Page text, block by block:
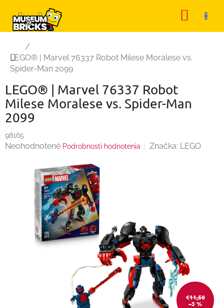
obsah
Domov
/
LEGO® | Marvel 76337 Robot Milese Moralese vs.
Spider-Man 2099
LEGO® | Marvel 76337 Robot
Milese Moralese vs. Spider-Man
2099
98165
Priemerné
produktu
hviezdičiek.
Neohodnotené Podrobnosti hodnotenia Značka: LEGO
€11,50
–3 %